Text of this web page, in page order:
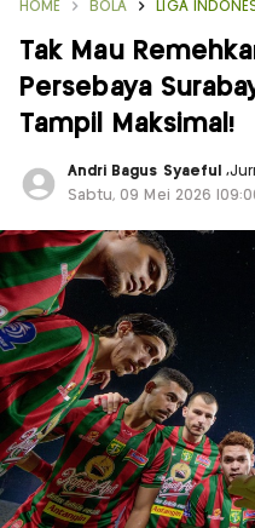
HOME BOLA LIGA
Tak Mau
Persebaya
Tampil Maksimal!
Andri Bagus Syaeful ,
Sabtu, 09 Mei 2026